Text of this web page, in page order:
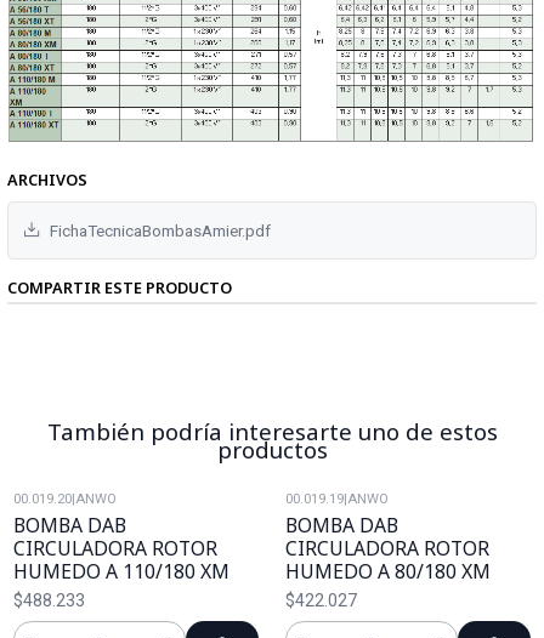
ARCHIVOS
FichaTecnicaBombasAmier.pdf
COMPARTIR ESTE PRODUCTO
También podría interesarte uno de estos
productos
00.019.20|ANWO
BOMBA DAB
CIRCULADORA ROTOR
HUMEDO A 110/180 XM
$488.233
00.019.19|ANWO
BOMBA DAB
CIRCULADORA ROTOR
HUMEDO A 80/180 XM
$422.027